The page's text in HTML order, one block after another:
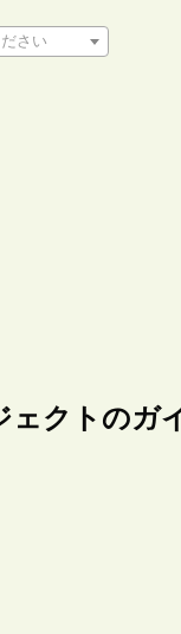
さい
ェクトのガ